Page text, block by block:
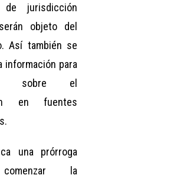
de jurisdicción
objeto del
Así también se
información para
sobre el
en fuentes
una prórroga
la